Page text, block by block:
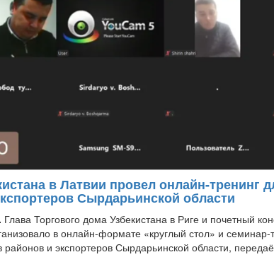
в Латвии провел онлайн-тренинг
Сырдарьинской области
Глава Торгового дома Узбекистана в Риге и почетный
в онлайн-формате «круглый стол» и семинар-
и экспортеров Сырдарьинской области,